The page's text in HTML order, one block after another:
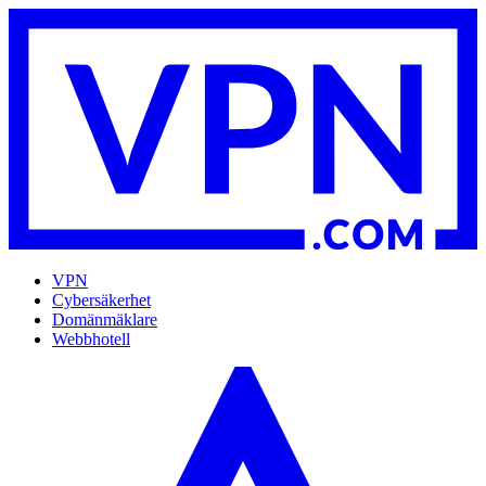
VPN
Cybersäkerhet
Domänmäklare
Webbhotell